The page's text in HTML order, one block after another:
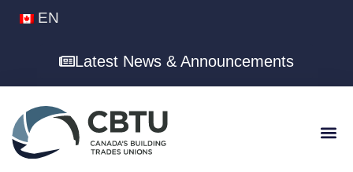
EN
Latest News & Announcements